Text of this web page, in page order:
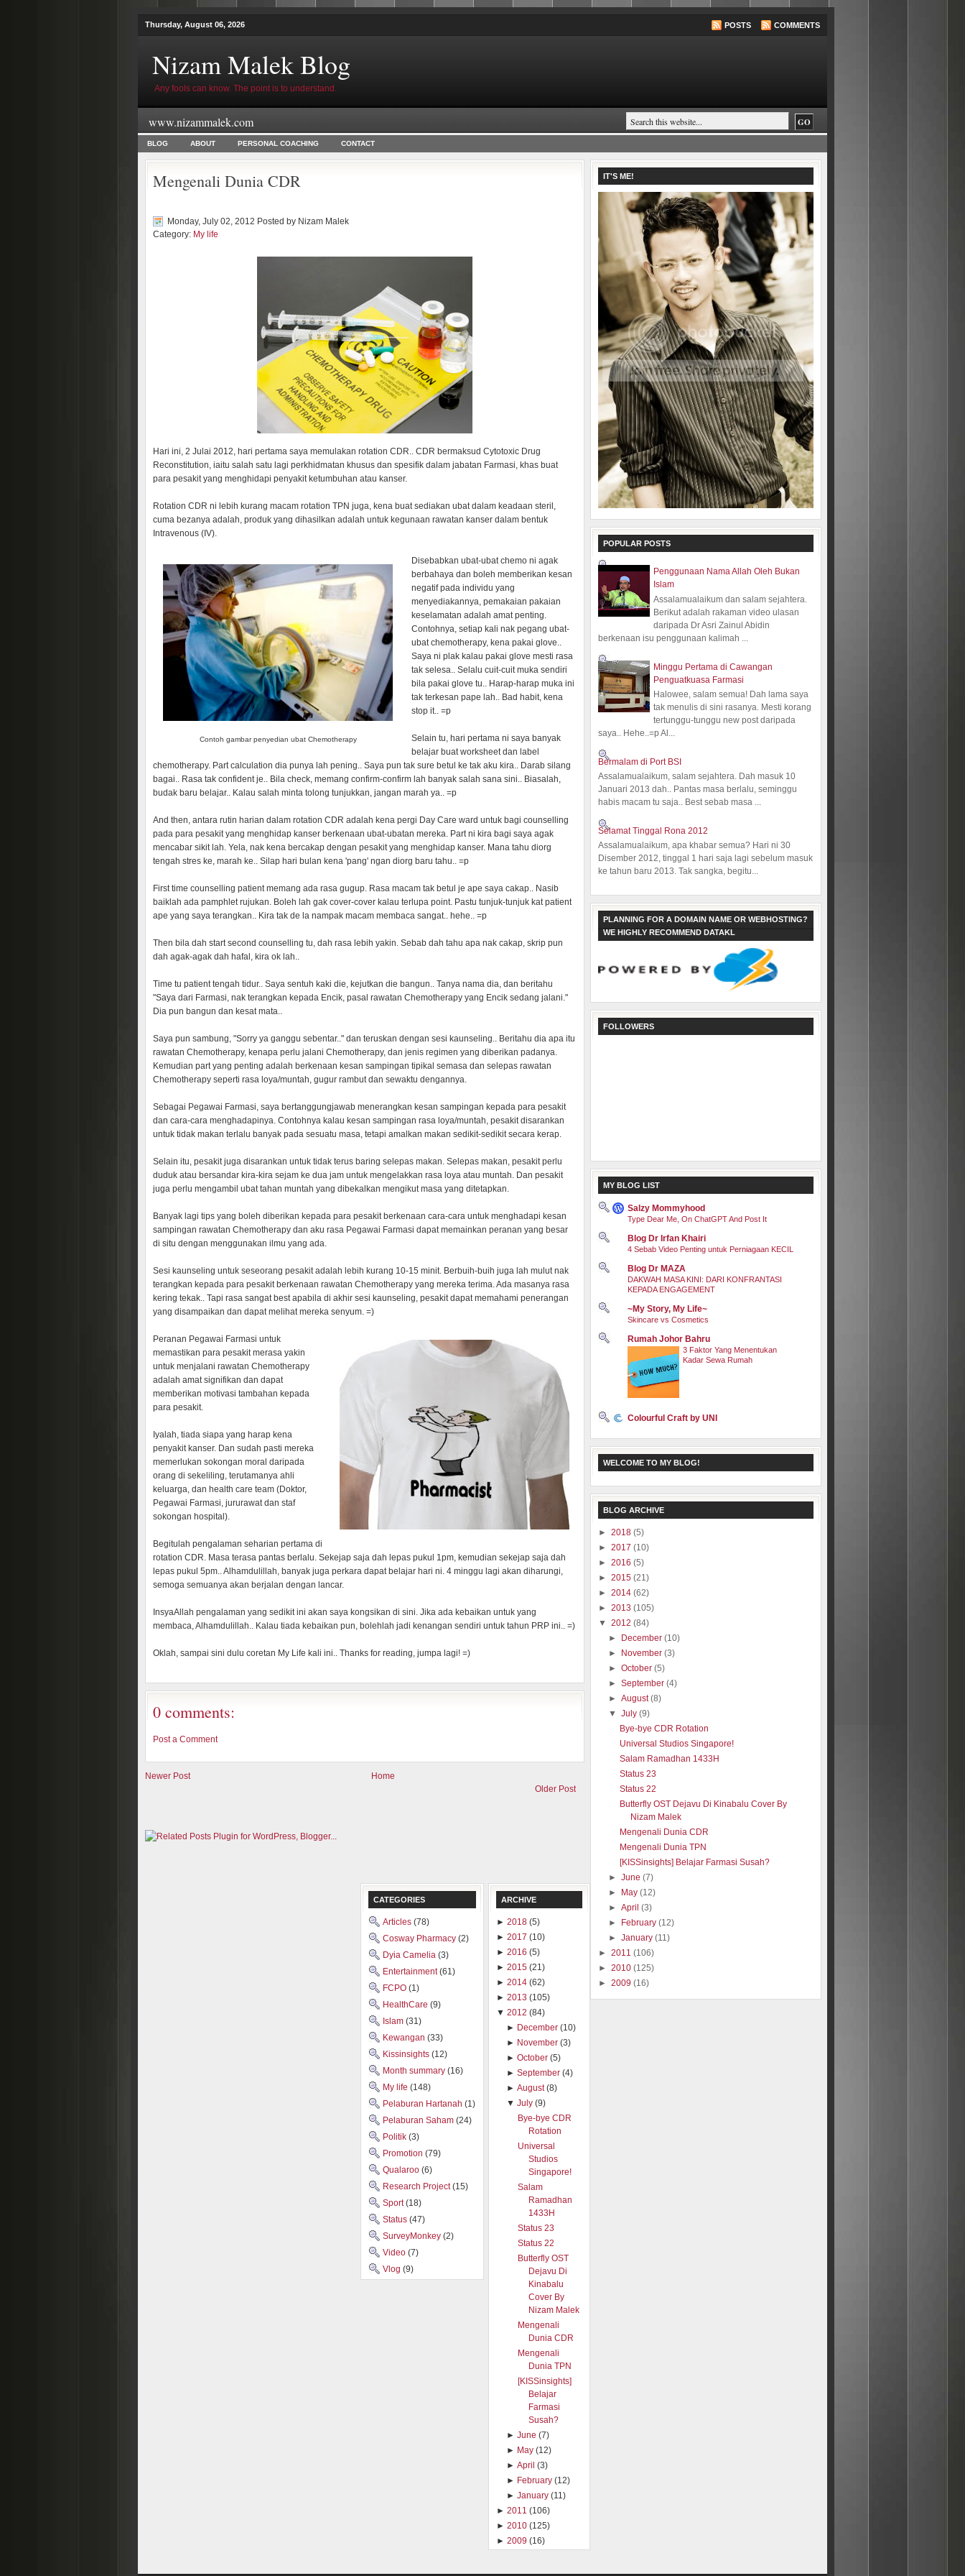
Thursday, August 06, 2026 POSTS COMMENTS
Nizam Malek Blog
Any fools can know. The point is to understand.
www.nizammalek.com
BLOG ABOUT PERSONAL COACHING CONTACT
Mengenali Dunia CDR
Monday, July 02, 2012 Posted by Nizam Malek
Category: My life
Hari ini, 2 Julai 2012, hari pertama saya memulakan rotation CDR.. CDR bermaksud Cytotoxic Drug
Reconstitution, iaitu salah satu lagi perkhidmatan khusus dan spesifik dalam jabatan Farmasi, khas buat
para pesakit yang menghidapi penyakit ketumbuhan atau kanser.
Rotation CDR ni lebih kurang macam rotation TPN juga, kena buat sediakan ubat dalam keadaan steril,
cuma bezanya adalah, produk yang dihasilkan adalah untuk kegunaan rawatan kanser dalam bentuk
Intravenous (IV).
Contoh gambar penyedian ubat Chemotherapy
Disebabkan ubat-ubat chemo ni agak
berbahaya dan boleh memberikan kesan
negatif pada individu yang
menyediakannya, pemakaian pakaian
keselamatan adalah amat penting.
Contohnya, setiap kali nak pegang ubat-
ubat chemotherapy, kena pakai glove..
Saya ni plak kalau pakai glove mesti rasa
tak selesa.. Selalu cuit-cuit muka sendiri
bila pakai glove tu.. Harap-harap muka ini
tak terkesan pape lah.. Bad habit, kena
stop it.. =p
Selain tu, hari pertama ni saya banyak
belajar buat worksheet dan label
chemotherapy. Part calculation dia punya lah pening.. Saya pun tak sure betul ke tak aku kira.. Darab silang
bagai.. Rasa tak confident je.. Bila check, memang confirm-confirm lah banyak salah sana sini.. Biasalah,
budak baru belajar.. Kalau salah minta tolong tunjukkan, jangan marah ya.. =p
And then, antara rutin harian dalam rotation CDR adalah kena pergi Day Care ward untuk bagi counselling
pada para pesakit yang menghidap kanser berkenaan ubat-ubatan mereka. Part ni kira bagi saya agak
mencabar sikit lah. Yela, nak kena bercakap dengan pesakit yang menghidap kanser. Mana tahu diorg
tengah stres ke, marah ke.. Silap hari bulan kena 'pang' ngan diorg baru tahu.. =p
First time counselling patient memang ada rasa gugup. Rasa macam tak betul je ape saya cakap.. Nasib
baiklah ada pamphlet rujukan. Boleh lah gak cover-cover kalau terlupa point. Pastu tunjuk-tunjuk kat patient
ape yang saya terangkan.. Kira tak de la nampak macam membaca sangat.. hehe.. =p
Then bila dah start second counselling tu, dah rasa lebih yakin. Sebab dah tahu apa nak cakap, skrip pun
dah agak-agak dah hafal, kira ok lah..
Time tu patient tengah tidur.. Saya sentuh kaki die, kejutkan die bangun.. Tanya nama dia, dan beritahu
"Saya dari Farmasi, nak terangkan kepada Encik, pasal rawatan Chemotherapy yang Encik sedang jalani."
Dia pun bangun dan kesat mata..
Saya pun sambung, "Sorry ya ganggu sebentar.." dan teruskan dengan sesi kaunseling.. Beritahu dia apa itu
rawatan Chemotherapy, kenapa perlu jalani Chemotherapy, dan jenis regimen yang diberikan padanya.
Kemudian part yang penting adalah berkenaan kesan sampingan tipikal semasa dan selepas rawatan
Chemotherapy seperti rasa loya/muntah, gugur rambut dan sewaktu dengannya.
Sebagai Pegawai Farmasi, saya bertanggungjawab menerangkan kesan sampingan kepada para pesakit
dan cara-cara menghadapinya. Contohnya kalau kesan sampingan rasa loya/muntah, pesakit disarankan
untuk tidak makan terlalu banyak pada sesuatu masa, tetapi amalkan makan sedikit-sedikit secara kerap.
Selain itu, pesakit juga disarankan untuk tidak terus baring selepas makan. Selepas makan, pesakit perlu
duduk atau bersandar kira-kira sejam ke dua jam untuk mengelakkan rasa loya atau muntah. Dan pesakit
juga perlu mengambil ubat tahan muntah yang dibekalkan mengikut masa yang ditetapkan.
Banyak lagi tips yang boleh diberikan kepada para pesakit berkenaan cara-cara untuk menghadapi kesan
sampingan rawatan Chemotherapy dan aku rasa Pegawai Farmasi dapat memainkan peranan yang besar
di situ dengan menggunakan ilmu yang ada.
Sesi kaunseling untuk seseorang pesakit adalah lebih kurang 10-15 minit. Berbuih-buih juga lah mulut nak
terangkan kepada para pesakit berkenaan rawatan Chemotherapy yang mereka terima. Ada masanya rasa
kering tekak.. Tapi rasa sangat best apabila di akhir sesi kaunseling, pesakit dapat memahami penerangan
yang disampaikan dan dapat melihat mereka senyum. =)
Peranan Pegawai Farmasi untuk
memastikan para pesakit merasa yakin
untuk menjalani rawatan Chemotherapy
adalah amat signifikan dan dapat
memberikan motivasi tambahan kepada
para pesakit.
Iyalah, tiada siapa yang harap kena
penyakit kanser. Dan sudah pasti mereka
memerlukan sokongan moral daripada
orang di sekeliling, terutamanya ahli
keluarga, dan health care team (Doktor,
Pegawai Farmasi, jururawat dan staf
sokongan hospital).
Begitulah pengalaman seharian pertama di
rotation CDR. Masa terasa pantas berlalu. Sekejap saja dah lepas pukul 1pm, kemudian sekejap saja dah
lepas pukul 5pm.. Alhamdulillah, banyak juga perkara dapat belajar hari ni. 4 minggu lagi akan diharungi,
semoga semuanya akan berjalan dengan lancar.
InsyaAllah pengalaman yang sedikit ini akan saya kongsikan di sini. Jika ada kebaikan untuk yang
membaca, Alhamdulillah.. Kalau tiada kebaikan pun, bolehlah jadi kenangan sendiri untuk tahun PRP ini.. =)
Oklah, sampai sini dulu coretan My Life kali ini.. Thanks for reading, jumpa lagi! =)
0 comments:
Post a Comment
Newer Post
Older Post
Home
IT'S ME!
POPULAR POSTS
Penggunaan Nama Allah Oleh Bukan
Islam
Assalamualaikum dan salam sejahtera.
Berikut adalah rakaman video ulasan
daripada Dr Asri Zainul Abidin
berkenaan isu penggunaan kalimah ...
Minggu Pertama di Cawangan
Penguatkuasa Farmasi
Halowee, salam semua! Dah lama saya
tak menulis di sini rasanya. Mesti korang
tertunggu-tunggu new post daripada
saya.. Hehe..=p Al...
Bermalam di Port BSI
Assalamualaikum, salam sejahtera. Dah masuk 10
Januari 2013 dah.. Pantas masa berlalu, seminggu
habis macam tu saja.. Best sebab masa ...
Selamat Tinggal Rona 2012
Assalamualaikum, apa khabar semua? Hari ni 30
Disember 2012, tinggal 1 hari saja lagi sebelum masuk
ke tahun baru 2013. Tak sangka, begitu...
PLANNING FOR A DOMAIN NAME OR WEBHOSTING?
WE HIGHLY RECOMMEND DATAKL
FOLLOWERS
MY BLOG LIST
Salzy Mommyhood
Type Dear Me, On ChatGPT And Post It
Blog Dr Irfan Khairi
4 Sebab Video Penting untuk Perniagaan KECIL
Blog Dr MAZA
DAKWAH MASA KINI: DARI KONFRANTASI
KEPADA ENGAGEMENT
~My Story, My Life~
Skincare vs Cosmetics
Rumah Johor Bahru
3 Faktor Yang Menentukan
Kadar Sewa Rumah
Colourful Craft by UNI
WELCOME TO MY BLOG!
BLOG ARCHIVE
► 2018 (5)
► 2017 (10)
► 2016 (5)
► 2015 (21)
► 2014 (62)
► 2013 (105)
▼ 2012 (84)
► December(10)
► November(3)
►October(5)
►September(4)
►August(8)
▼July(9)
Bye-bye CDR Rotation
Universal Studios Singapore!
Salam Ramadhan 1433H
Status 23
Status 22
Butterfly OST Dejavu Di Kinabalu Cover By
Nizam Malek
Mengenali Dunia CDR
Mengenali Dunia TPN
[KISSinsights] Belajar Farmasi Susah?
►June(7)
► May(12)
►April(3)
► February(12)
►January(11)
► 2011 (106)
► 2010 (125)
► 2009 (16)
CATEGORIES
Articles (78)
Cosway Pharmacy (2)
Dyia Camelia (3)
Entertainment(61)
FCPO (1)
HealthCare (9)
Islam (31)
Kewangan (33)
Kissinsights (12)
Month summary (16)
My life (148)
Pelaburan Hartanah (1)
Pelaburan Saham (24)
Politik (3)
Promotion (79)
Qualaroo (6)
Research Project(15)
Sport(18)
Status (47)
SurveyMonkey (2)
Video (7)
Vlog (9)
ARCHIVE
► 2018 (5)
► 2017 (10)
► 2016 (5)
► 2015 (21)
► 2014 (62)
► 2013 (105)
▼ 2012 (84)
► December (10)
► November (3)
►October (5)
►September (4)
►August (8)
▼July (9)
Bye-bye CDR
Rotation
Universal
Studios
Singapore!
Salam
Ramadhan
1433H
Status 23
Status 22
Butterfly OST
Dejavu Di
Kinabalu
Cover By
Nizam Malek
Mengenali
Dunia CDR
Mengenali
Dunia TPN
[KISSinsights]
Belajar
Farmasi
Susah?
►June (7)
► May (12)
►April (3)
► February (12)
►January (11)
► 2011 (106)
► 2010 (125)
► 2009 (16)